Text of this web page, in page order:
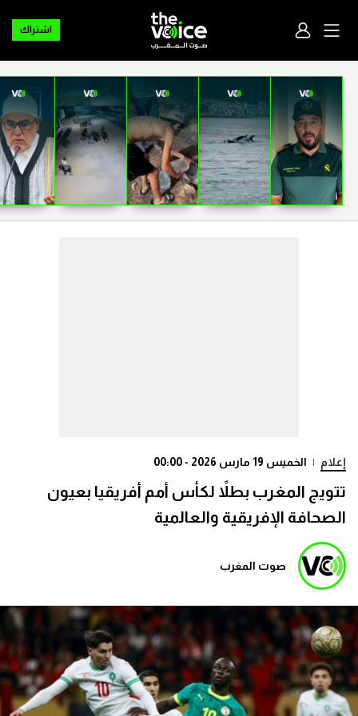
اشتراك
إعلام | الخميس 19 مارس 2026 - 00:00
تتويج المغرب بطلاً لكأس أمم أفريقيا بعيون
الصحافة الإفريقية والعالمية
صوت المغرب